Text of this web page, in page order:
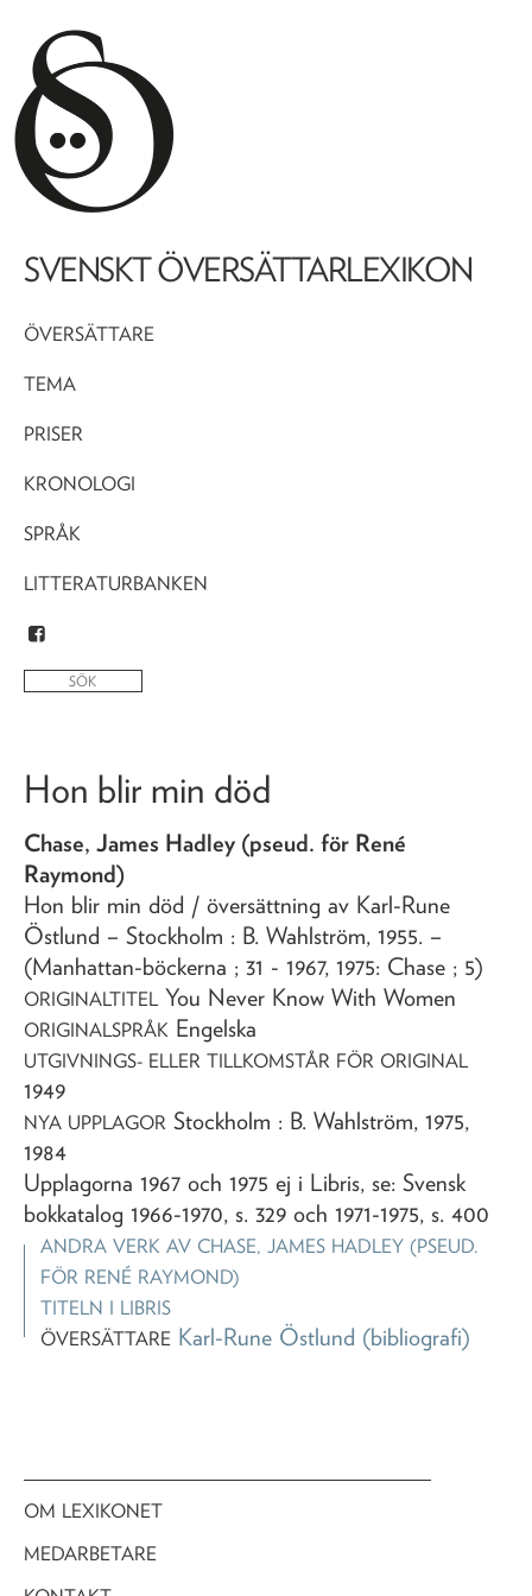
SVENSKT ÖVERSÄTTARLEXIKON
ÖVERSÄTTARE
TEMA
PRISER
KRONOLOGI
SPRÅK
LITTERATURBANKEN
Hon blir min död
Chase, James Hadley (pseud. för René
Raymond)
Hon blir min död / översättning av Karl-Rune
Östlund – Stockholm : B. Wahlström, 1955. –
(Manhattan-böckerna ; 31 - 1967, 1975: Chase ; 5)
ORIGINALTITEL You Never Know With Women
ORIGINALSPRÅK Engelska
UTGIVNINGS- ELLER TILLKOMSTÅR FÖR ORIGINAL
1949
NYA UPPLAGOR Stockholm : B. Wahlström, 1975,
1984
Upplagorna 1967 och 1975 ej i Libris, se: Svensk
bokkatalog 1966-1970, s. 329 och 1971-1975, s. 400
ANDRA VERK AV CHASE, JAMES HADLEY (PSEUD.
FÖR RENÉ RAYMOND)
TITELN I LIBRIS
ÖVERSÄTTARE Karl-Rune Östlund (bibliografi)
OM LEXIKONET
MEDARBETARE